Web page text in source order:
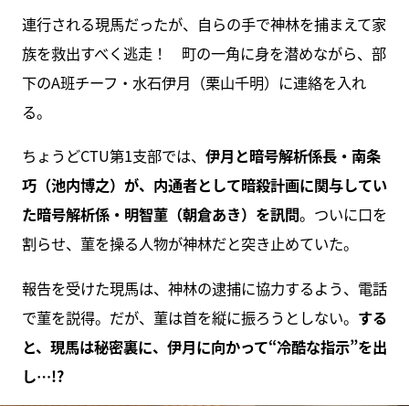
連行される現馬だったが、自らの手で神林を捕まえて家
族を救出すべく逃走！ 町の一角に身を潜めながら、部
下のA班チーフ・水石伊月（栗山千明）に連絡を入れ
る。
ちょうどCTU第1支部では、 伊月と暗号解析係長・南条
巧（池内博之）が、内通者として暗殺計画に関与してい
た暗号解析係・明智菫（朝倉あき）を訊問。ついに口を
割らせ、菫を操る人物が神林だと突き止めていた。
報告を受けた現馬は、神林の逮捕に協力するよう、電話
で菫を説得。だが、菫は首を縦に振ろうとしない。 する
と、現馬は秘密裏に、伊月に向かって“冷酷な指示”を出
し…!?